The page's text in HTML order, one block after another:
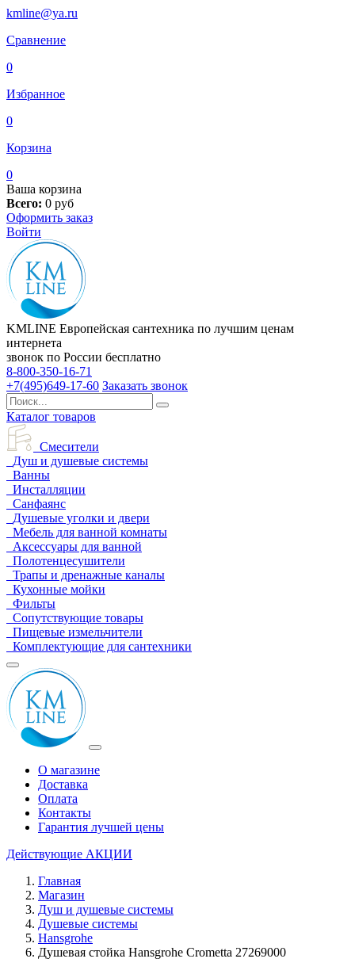
kmline@ya.ru
Сравнение
0
Избранное
0
Корзина
0
Ваша корзина
Всего: 0 руб
Оформить заказ
Войти
KMLINE Европейская сантехника по лучшим ценам
интернета
звонок по России бесплатно
8-800-350-16-71
+7(495)649-17-60 Заказать звонок
Каталог товаров
Смесители
Душ и душевые системы
Ванны
Инсталляции
Санфаянс
Душевые уголки и двери
Мебель для ванной комнаты
Аксессуары для ванной
Полотенцесушители
Трапы и дренажные каналы
Кухонные мойки
Фильты
Сопутствующие товары
Пищевые измельчители
Комплектующие для сантехники
О магазине
Доставка
Оплата
Контакты
Гарантия лучшей цены
Действующие АКЦИИ
Главная
Магазин
Душ и душевые системы
Душевые системы
Hansgrohe
Душевая стойка Hansgrohe Crometta 27269000